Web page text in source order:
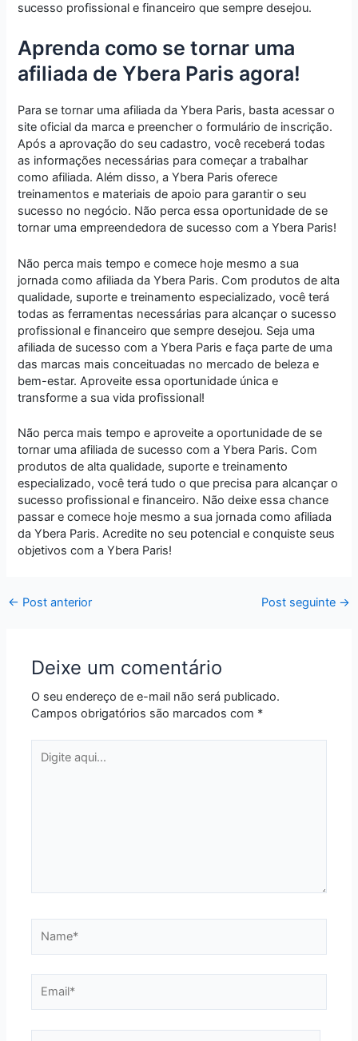
sucesso profissional e financeiro que sempre desejou.
Aprenda como se tornar uma
afiliada de Ybera Paris agora!
Para se tornar uma afiliada da Ybera Paris, basta acessar o
site oficial da marca e preencher o formulário de inscrição.
Após a aprovação do seu cadastro, você receberá todas
as informações necessárias para começar a trabalhar
como afiliada. Além disso, a Ybera Paris oferece
treinamentos e materiais de apoio para garantir o seu
sucesso no negócio. Não perca essa oportunidade de se
tornar uma empreendedora de sucesso com a Ybera Paris!
Não perca mais tempo e comece hoje mesmo a sua
jornada como afiliada da Ybera Paris. Com produtos de alta
qualidade, suporte e treinamento especializado, você terá
todas as ferramentas necessárias para alcançar o sucesso
profissional e financeiro que sempre desejou. Seja uma
afiliada de sucesso com a Ybera Paris e faça parte de uma
das marcas mais conceituadas no mercado de beleza e
bem-estar. Aproveite essa oportunidade única e
transforme a sua vida profissional!
Não perca mais tempo e aproveite a oportunidade de se
tornar uma afiliada de sucesso com a Ybera Paris. Com
produtos de alta qualidade, suporte e treinamento
especializado, você terá tudo o que precisa para alcançar o
sucesso profissional e financeiro. Não deixe essa chance
passar e comece hoje mesmo a sua jornada como afiliada
da Ybera Paris. Acredite no seu potencial e conquiste seus
objetivos com a Ybera Paris!
← Post anterior Post seguinte →
Deixe um comentário
O seu endereço de e-mail não será publicado.
Campos obrigatórios são marcados com *
aqui...